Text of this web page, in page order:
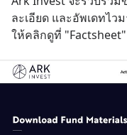
ละเอียด และอัพเดทไว
ให้คลิกดูที่